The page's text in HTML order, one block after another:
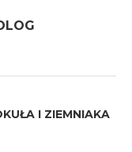
I ZIEMNIAKA